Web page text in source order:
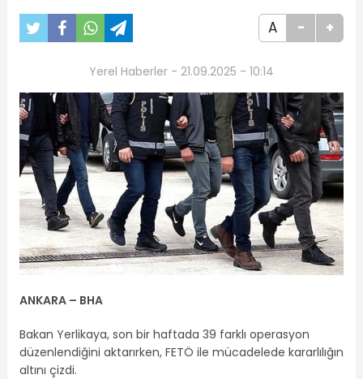
A - +
Yerel Haberler - 21.09.2025 - 10:14
ANKARA – BHA
Bakan Yerlikaya, son bir haftada 39 farklı operasyon
düzenlendiğini aktarırken, FETÖ ile mücadelede kararlılığın
altını çizdi.